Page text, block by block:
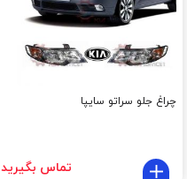
چراغ جلو سراتو سایپا
تماس بگیرید